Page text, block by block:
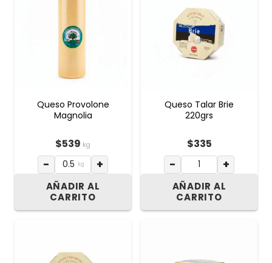
Queso Provolone
Magnolia
$539 kg
− kg +
AÑADIR AL
CARRITO
Queso Talar Brie
220grs
$335
− +
AÑADIR AL
CARRITO